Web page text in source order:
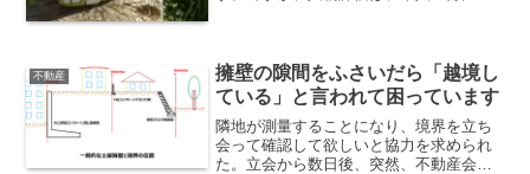
す。
不動産
擁壁の隙間をふさいだら「越境し
ている」と言われて困っています
隣地が測量することになり、境界を立ち
会って確認して欲しいと協力を求められ
た。立会から数日後、突然、不動産会社